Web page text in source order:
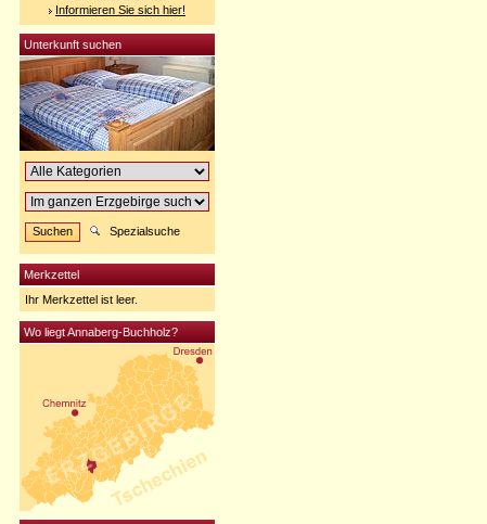
Informieren Sie sich hier!
Unterkunft suchen
Spezialsuche
Merkzettel
Ihr Merkzettel ist leer.
Wo liegt Annaberg-Buchholz?